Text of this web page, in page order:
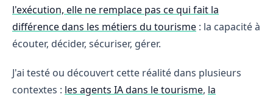
l'exécution, elle ne remplace pas ce qui fait la
différence dans les métiers du tourisme : la capacité à
écouter, décider, sécuriser, gérer.
J'ai testé ou découvert cette réalité dans plusieurs
contextes : les agents IA dans le tourisme, la